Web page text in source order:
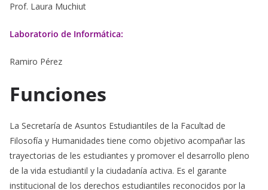
Prof. Laura Muchiut
Laboratorio de Informática:
Ramiro Pérez
Funciones
La Secretaría de Asuntos Estudiantiles de la Facultad de
Filosofía y Humanidades tiene como objetivo acompañar las
trayectorias de les estudiantes y promover el desarrollo pleno
de la vida estudiantil y la ciudadanía activa. Es el garante
institucional de los derechos estudiantiles reconocidos por la